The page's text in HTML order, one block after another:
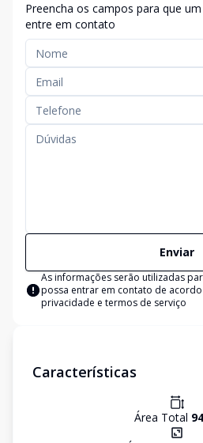
Preencha os campos para que
entre em contato
Enviar
As informações serão utilizadas
possa entrar em contato de
privacidade e termos de serviço
Características
Área Total 94